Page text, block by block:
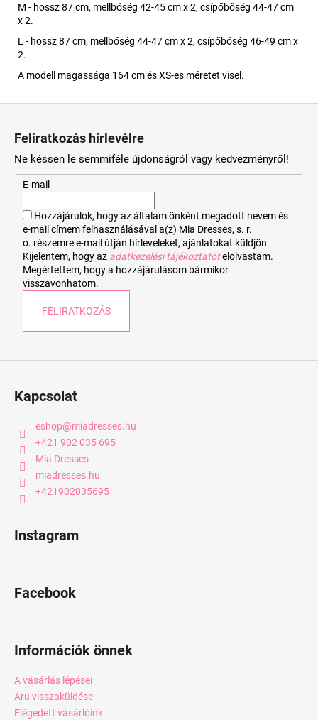
M - hossz 87 cm, mellbőség 42-45 cm x 2, csípőbőség 44-47 cm
x 2.
L - hossz 87 cm, mellbőség 44-47 cm x 2, csípőbőség 46-49 cm x
2.
A modell magassága 164 cm és XS-es méretet visel.
Feliratkozás hírlevélre
Ne késsen le semmiféle újdonságról vagy kedvezményről!
E-mail
Hozzájárulok, hogy az általam önként megadott nevem és
e-mail címem felhasználásával a(z) Mia Dresses, s. r.
o. részemre e-mail útján hírleveleket, ajánlatokat küldjön.
Kijelentem, hogy az adatkezelési tájékoztatót elolvastam.
Megértettem, hogy a hozzájárulásom bármikor
visszavonhatom.
FELIRATKOZÁS
Kapcsolat
eshop@miadresses.hu
+421 902 035 695
Mia Dresses
miadresses.hu
+421902035695
Instagram
Facebook
Információk önnek
A vásárlás lépései
Áru visszaküldése
Elégedett vásárlóink